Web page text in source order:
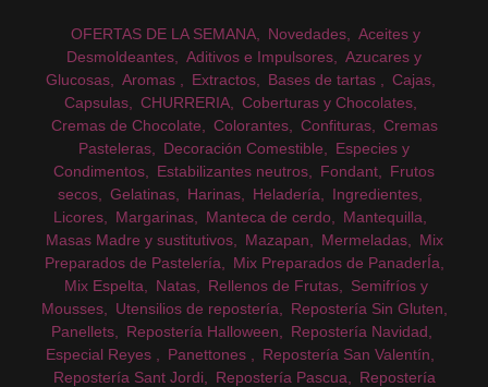
OFERTAS DE LA SEMANA Novedades
Aceites y
Desmoldeantes
Aditivos e Impulsores
Azucares y
Glucosas
Aromas Extractos Bases de tartas
Cajas
Capsulas
CHURRERIA
Coberturas y Chocolates
Cremas de Chocolate
Colorantes Confituras
Cremas
Pasteleras
Decoración Comestible
Especies y
Condimentos
Estabilizantes neutros Fondant
Frutos
secos
Gelatinas Harinas Heladería
Ingredientes
Licores
Margarinas Manteca de cerdo
Mantequilla
Masas Madre y sustitutivos
Mazapan Mermeladas
Mix
Preparados de Pastelería
Mix Preparados de PanaderÍa
Mix Espelta
Natas Rellenos de Frutas
Semifríos y
Mousses
Utensilios de repostería
Repostería Sin Gluten
Panellets
Repostería Halloween
Repostería Navidad
Especial Reyes
Panettones
Repostería San Valentín
Repostería Sant Jordi
Repostería Pascua
Repostería